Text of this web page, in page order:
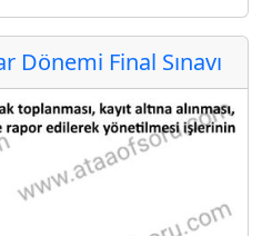
Dönemi Final Sınavı